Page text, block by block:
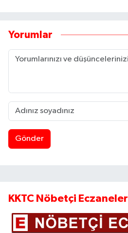
Yorumlar
Gönder
KKTC Nöbetçi Eczaneler